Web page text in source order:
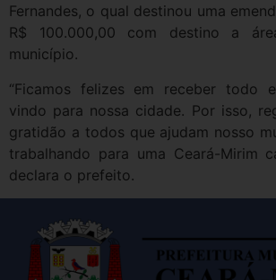
Fernandes, o qual destinou uma
R$ 100.000,00 com destino a
município.
“Ficamos felizes em receber todo
vindo para nossa cidade. Por isso,
gratidão a todos que ajudam nosso
trabalhando para uma Ceará-Mirim
declara o prefeito.